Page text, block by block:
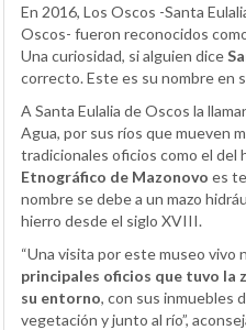
En 2016, Los Oscos -Santa
Oscos- fueron reconocidos
Una curiosidad, si alguien dice
correcto. Este es su nombre en
A Santa Eulalia de Oscos la
Agua, por sus ríos que mueven
tradicionales oficios como el del
Etnográfico de Mazonovo es
nombre se debe a un mazo
hierro desde el siglo XVIII.
“Una visita por este museo vivo
principales oficios que tuvo la
su entorno, con sus inmuebles
vegetación y junto al río”,